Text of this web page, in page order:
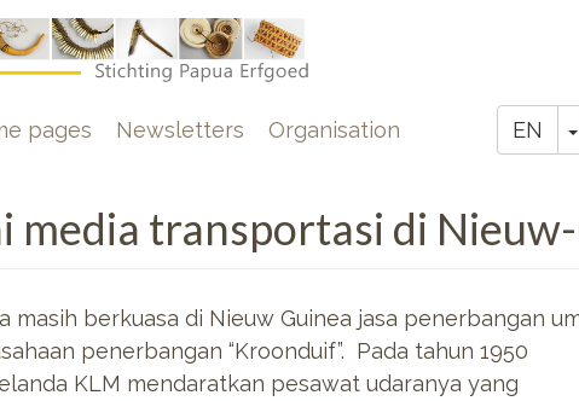
EN
pages Newsletters Organisation
media transportasi di
berkuasa di Nieuw Guinea jasa penerbangan
penerbangan “Kroonduif”. Pada tahun 1950
KLM mendaratkan pesawat udaranya yang